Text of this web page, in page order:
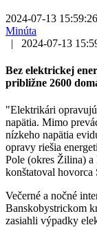
2024-07-13 15:59:26
Minúta
|
2024-07-13
Bez elektrickej
približne 2600
"Elektrikári
napätia. Mimo
nízkeho napätia
opravy riešia
Pole (okres Žilina)
konštatoval
Večerné a nočné
Banskobystrickom
zasiahli výpadky